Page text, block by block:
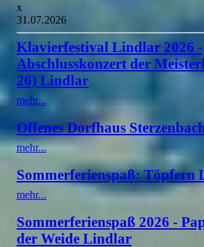
x
31.07.2026
Klavierfestival Lindlar 2026 -
Abschlusskonzert der
26) Lindlar
mehr...
Offenes Dorfhaus
mehr...
Sommerferienspaß: Töpfern
mehr...
Sommerferienspaß 2026 -
der Weide Lindlar